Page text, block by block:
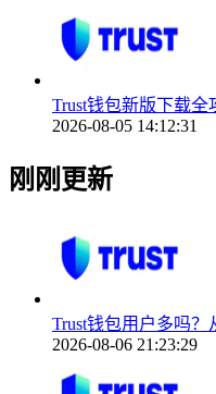
Trust钱包新版下载
2026-08-05 14:12:31
刚刚更新
Trust钱包用户多吗
2026-08-06 21:23:29